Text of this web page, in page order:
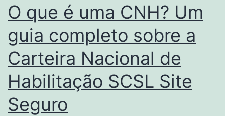
O que é uma CNH? Um
guia completo sobre a
Carteira Nacional de
Habilitação SCSL Site
Seguro